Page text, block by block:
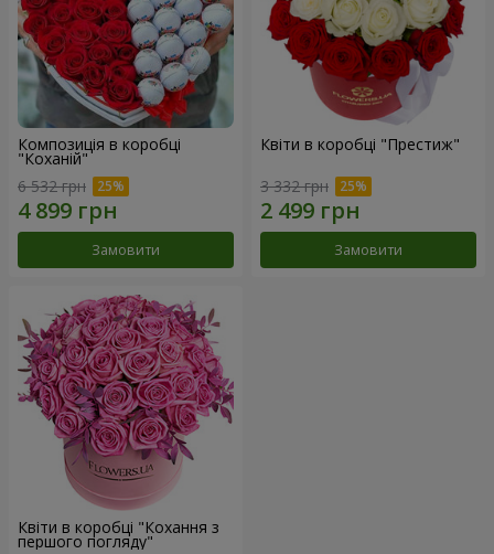
Композиція в коробці
"Коханій"
6 532 грн
Замовити
Квіти в коробці "Престиж"
3 332 грн
Замовити
Квіти в коробці "Кохання з
першого погляду"